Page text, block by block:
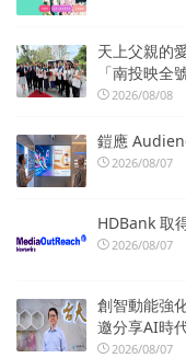
天上父親的
「南投映全
2026/08/08
鎧應
2026/08/07
HDBank 取
2026/08/07
創智動能強
邀分享AI時
2026/08/07